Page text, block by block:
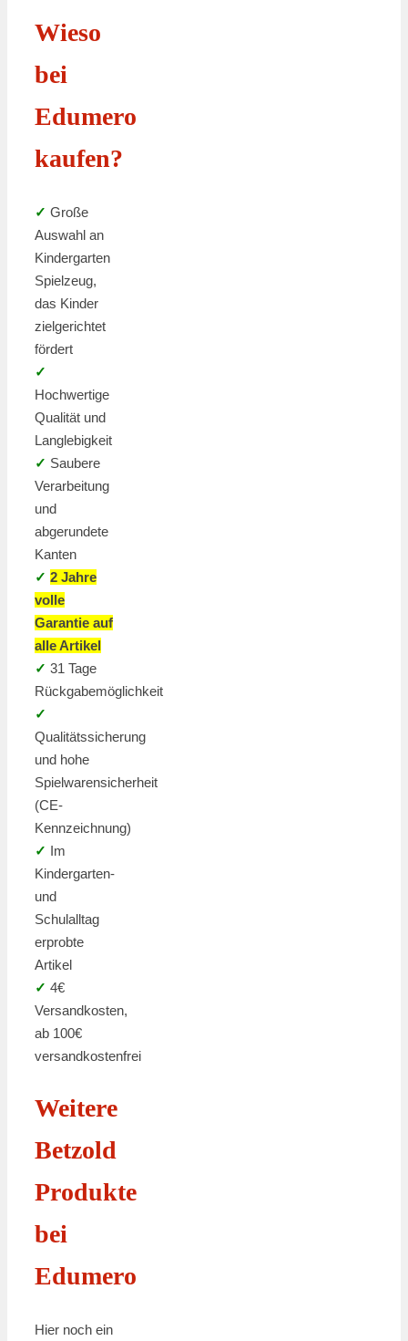
Wieso
bei
Edumero
kaufen?
✓ Große
Auswahl an
Kindergarten
Spielzeug,
das Kinder
zielgerichtet
fördert
✓
Hochwertige
Qualität und
Langlebigkeit
✓ Saubere
Verarbeitung
und
abgerundete
Kanten
✓ 2 Jahre
volle
Garantie auf
alle Artikel
✓ 31 Tage
Rückgabemöglichkeit
✓
Qualitätssicherung
und hohe
Spielwarensicherheit
(CE-
Kennzeichnung)
✓ Im
Kindergarten-
und
Schulalltag
erprobte
Artikel
✓ 4€
Versandkosten,
ab 100€
versandkostenfrei
Weitere
Betzold
Produkte
bei
Edumero
Hier noch ein